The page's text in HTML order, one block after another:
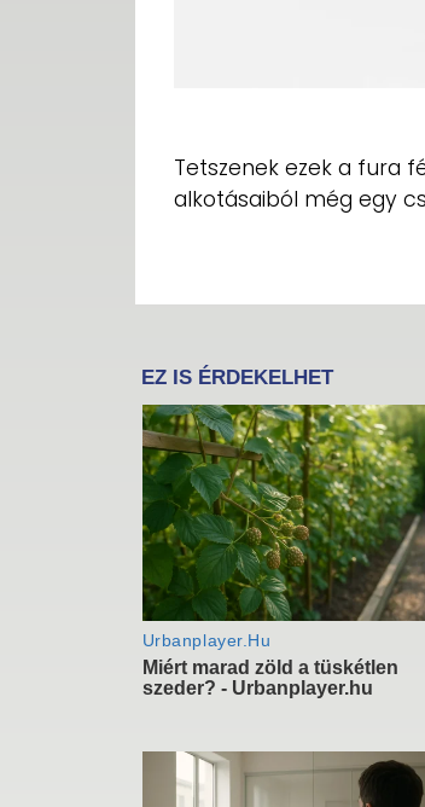
Tetszenek ezek a fura
alkotásaiból még egy